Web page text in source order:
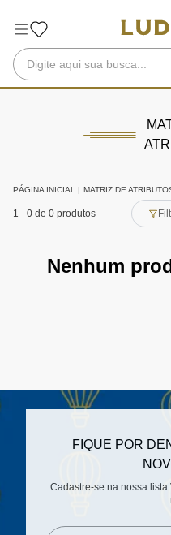
PÁGINA INICIAL | MATRIZ DE
1 - 0 de 0 produtos
Nenhum
FIQUE POR
Cadastre-se na nossa